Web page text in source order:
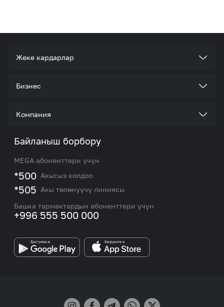
Жеке кардарлар
Тарифтер
Роуминг жана эл аралык чалуулар
eSIM
Номерди тандоо
Бизнес
Корпоративдик кардар болуңуз
M2M
Корпоративдик жана VIP кардарлар менен иштөө
боюнча бөлүмдүн кызматкерлеринин байланыш
маалыматтары.
Компания
Биз жөнүндө
Жаңылыктар
Тармакты камтуу картасы жана тейлөө борборлору
MEGAда иште
MEGA бренди
Байланыш борбору
MEGA абоненттери үчүн
*500 Акысыз колдоо
*505 Акы төлөнүүчү линиясы
Башка тармактардын абоненттери үчүн
+996 555 500 000